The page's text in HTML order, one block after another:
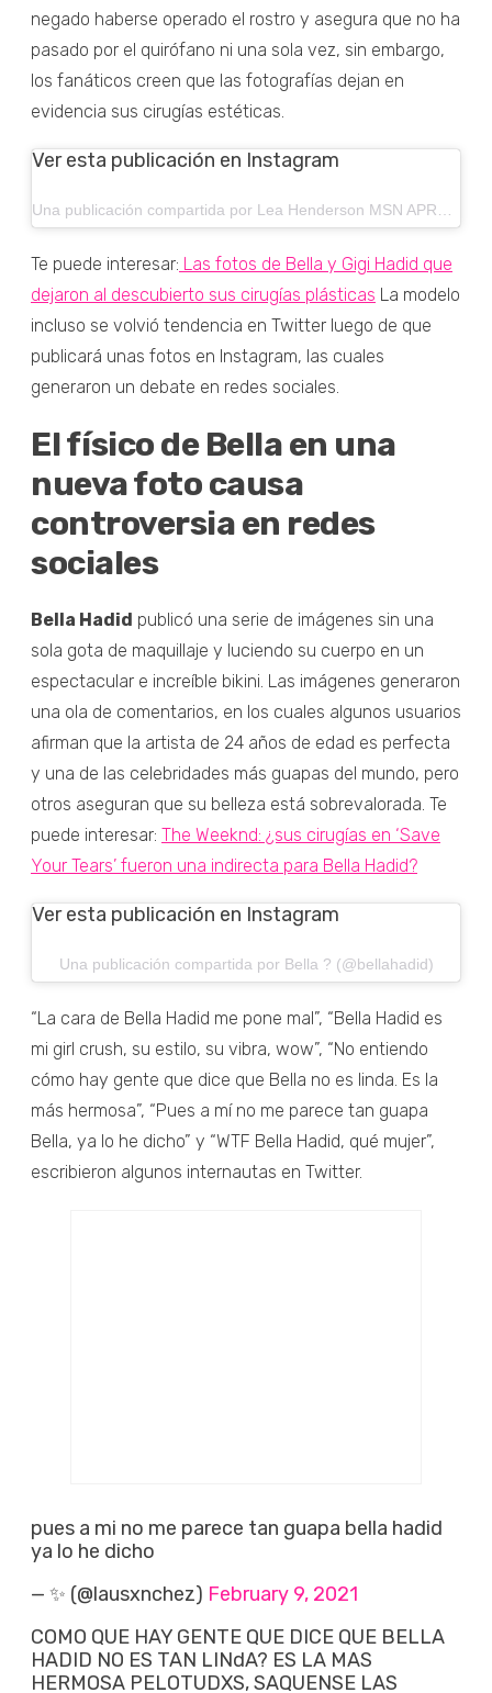
negado haberse operado el rostro y asegura que no ha
pasado por el quirófano ni una sola vez, sin embargo,
los fanáticos creen que las fotografías dejan en
evidencia sus cirugías estéticas.
Ver esta publicación en Instagram
Te puede interesar: Las fotos de Bella y Gigi Hadid que
dejaron al descubierto sus cirugías plásticas La modelo
incluso se volvió tendencia en Twitter luego de que
publicará unas fotos en Instagram, las cuales
generaron un debate en redes sociales.
El físico de Bella en una
nueva foto causa
controversia en redes
sociales
Bella Hadid publicó una serie de imágenes sin una
sola gota de maquillaje y luciendo su cuerpo en un
espectacular e increíble bikini. Las imágenes generaron
una ola de comentarios, en los cuales algunos usuarios
afirman que la artista de 24 años de edad es perfecta
y una de las celebridades más guapas del mundo, pero
otros aseguran que su belleza está sobrevalorada. Te
puede interesar: The Weeknd: ¿sus cirugías en ‘Save
Your Tears’ fueron una indirecta para Bella Hadid?
Ver esta publicación en Instagram
Una publicación compartida por Bella ? (@bellahadid)
“La cara de Bella Hadid me pone mal”, “Bella Hadid es
mi girl crush, su estilo, su vibra, wow”, “No entiendo
cómo hay gente que dice que Bella no es linda. Es la
más hermosa”, “Pues a mí no me parece tan guapa
Bella, ya lo he dicho” y “WTF Bella Hadid, qué mujer”,
escribieron algunos internautas en Twitter.
pues a mi no me parece tan guapa bella hadid
ya lo he dicho
— ✨ (@lausxnchez) February 9, 2021
COMO QUE HAY GENTE QUE DICE QUE BELLA
HADID NO ES TAN LINdA? ES LA MAS
HERMOSA PELOTUDXS, SAQUENSE LAS